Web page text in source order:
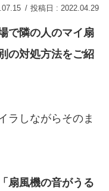
2022.04.29
で隣の人のマイ扇
の対処方法をご紹
ラしながらそのま
「扇風機の音がうる